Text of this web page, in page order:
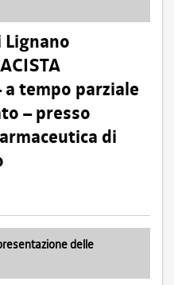
Lignano
a tempo parziale
– presso
di
delle